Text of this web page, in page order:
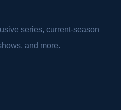
series, current-season
and more.